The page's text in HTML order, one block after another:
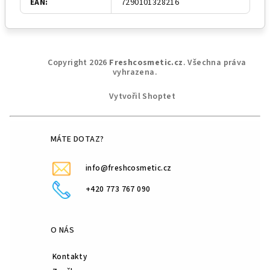
EAN: 7290101328216
Copyright 2026 Freshcosmetic.cz. Všechna práva
vyhrazena.
Vytvořil Shoptet
MÁTE DOTAZ?
info@freshcosmetic.cz
+420 773 767 090
O NÁS
Kontakty